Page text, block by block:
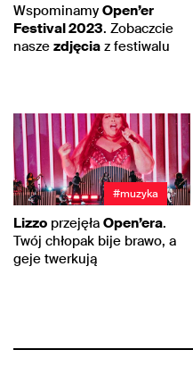
Wspominamy Open’er
Festival 2023. Zobaczcie
nasze zdjęcia z festiwalu
#muzyka
Lizzo przejęła Open’era.
Twój chłopak bije brawo, a
geje twerkują